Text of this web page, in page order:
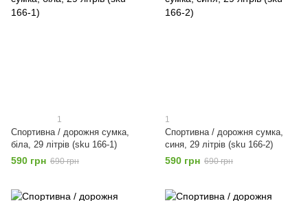
1
Спортивна / дорожня сумка,
біла, 29 літрів (sku 166-1)
590 грн 690 грн
1
Спортивна / дорожня сумка,
синя, 29 літрів (sku 166-2)
590 грн 690 грн